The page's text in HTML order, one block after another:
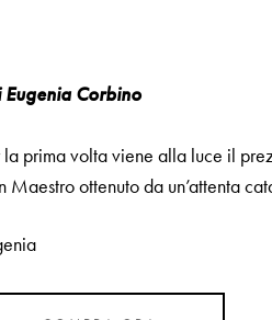
Corbino
la prima volta viene alla luce il
Maestro ottenuto da un’attenta